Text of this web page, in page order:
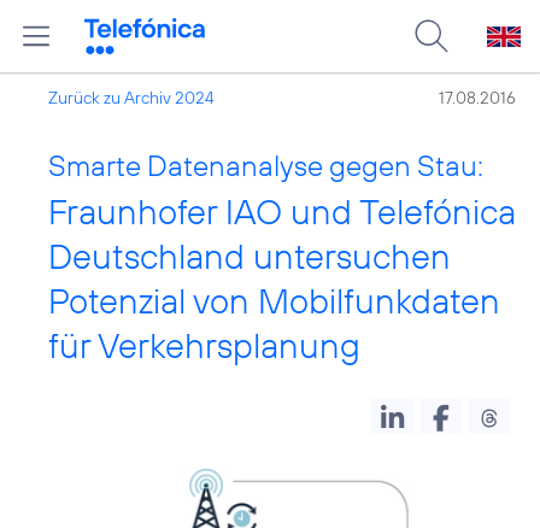
Zurück zu Archiv 2024 17.08.2016
Smarte Datenanalyse gegen Stau:
Fraunhofer IAO und Telefónica
Deutschland untersuchen
Potenzial von Mobilfunkdaten
für Verkehrsplanung